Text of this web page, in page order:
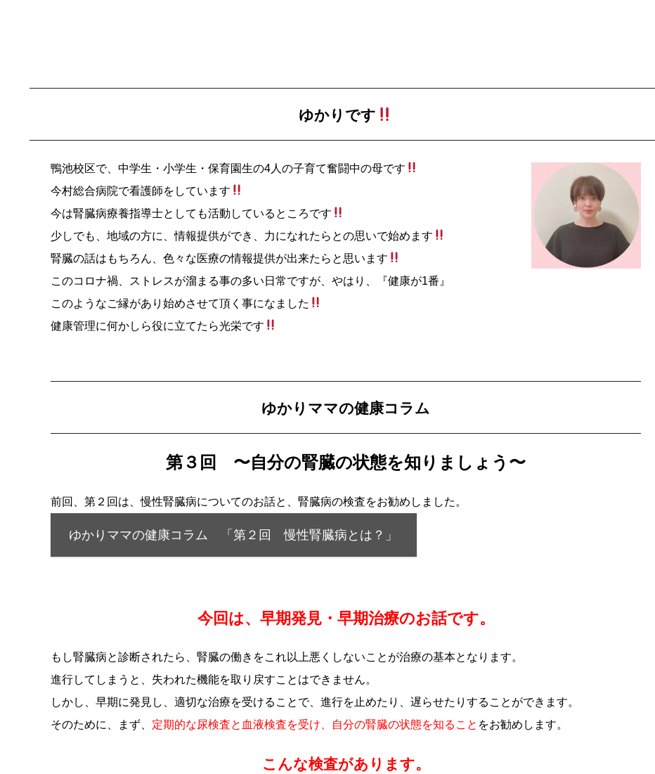
ゆかりです
鴨池校区で、中学生・小学生・保育園生の4人の子育て奮闘中の母です
今村総合病院で看護師をしています
今は腎臓病療養指導士としても活動しているところです
少しでも、地域の方に、情報提供ができ、力になれたらとの思いで始めます
腎臓の話はもちろん、色々な医療の情報提供が出来たらと思います
このコロナ禍、ストレスが溜まる事の多い日常ですが、やはり、『健康が1番』
このようなご縁があり始めさせて頂く事になました
健康管理に何かしら役に立てたら光栄です
ゆかりママの健康コラム
第３回 〜自分の腎臓の状態を知りましょう〜
前回、第２回は、慢性腎臓病についてのお話と、腎臓病の検査をお勧めしました。
ゆかりママの健康コラム 「第２回 慢性腎臓病とは？」
今回は、早期発見・早期治療のお話です。
もし腎臓病と診断されたら、腎臓の働きをこれ以上悪くしないことが治療の基本となります。
進行してしまうと、失われた機能を取り戻すことはできません。
しかし、早期に発見し、適切な治療を受けることで、進行を止めたり、遅らせたりすることができます。
そのために、まず、 定期的な尿検査と血液検査を受け、自分の腎臓の状態を知ること をお勧めします。
こんな検査があります。